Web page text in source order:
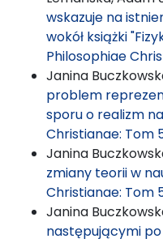
wskazuje na
wokół książki
Philosophiae
Janina
problem
sporu o realizm
Christianae: Tom
Janina
zmiany teorii w
Christianae: Tom
Janina
następującymi